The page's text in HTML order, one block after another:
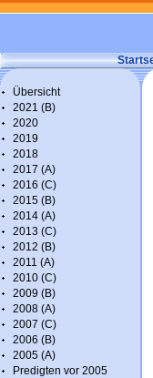
Übersicht
2021 (B)
2020
2019
2018
2017 (A)
2016 (C)
2015 (B)
2014 (A)
2013 (C)
2012 (B)
2011 (A)
2010 (C)
2009 (B)
2008 (A)
2007 (C)
2006 (B)
2005 (A)
Predigten vor 2005